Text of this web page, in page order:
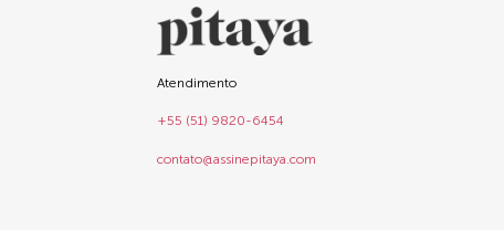
Atendimento
+55 (51) 9820-6454
contato@assinepitaya.com